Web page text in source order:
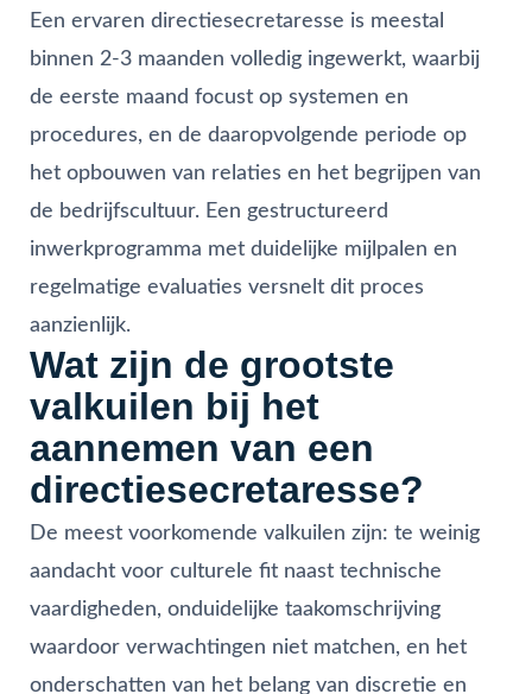
Een ervaren directiesecretaresse is meestal
binnen 2-3 maanden volledig ingewerkt, waarbij
de eerste maand focust op systemen en
procedures, en de daaropvolgende periode op
het opbouwen van relaties en het begrijpen van
de bedrijfscultuur. Een gestructureerd
inwerkprogramma met duidelijke mijlpalen en
regelmatige evaluaties versnelt dit proces
aanzienlijk.
Wat zijn de grootste
valkuilen bij het
aannemen van een
directiesecretaresse?
De meest voorkomende valkuilen zijn: te weinig
aandacht voor culturele fit naast technische
vaardigheden, onduidelijke taakomschrijving
waardoor verwachtingen niet matchen, en het
onderschatten van het belang van discretie en